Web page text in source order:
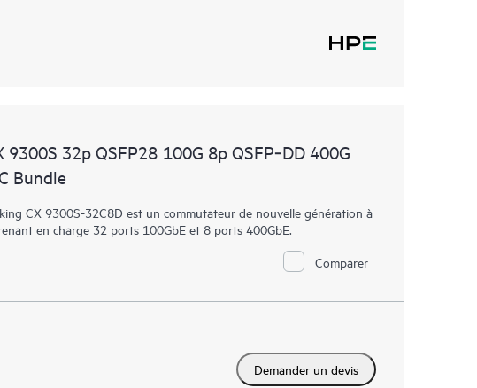
32p QSFP28 100G 8p QSFP‑DD 400G
Bundle
CX 9300S-32C8D est un commutateur de nouvelle génération à
en charge 32 ports 100GbE et 8 ports 400GbE.
Comparer
Demander un devis